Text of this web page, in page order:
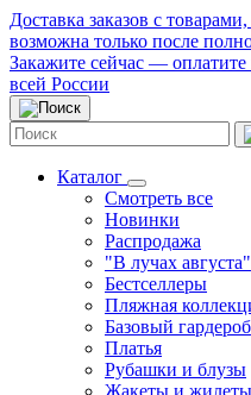
Доставка заказов с
возможна только после
Закажите сейчас —
всей России
Каталог
Смотреть все
Новинки
Распродажа
"В лучах августа"
Бестселлеры
Пляжная
Базовый гардероб
Платья
Рубашки и блузы
Жакеты и жилеты